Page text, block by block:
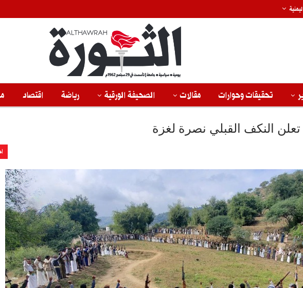
تحقيقات وحوارات مقالات الصحيفة الورقية رياضة اقتصاد
النكف القبلي نصرة لغزة